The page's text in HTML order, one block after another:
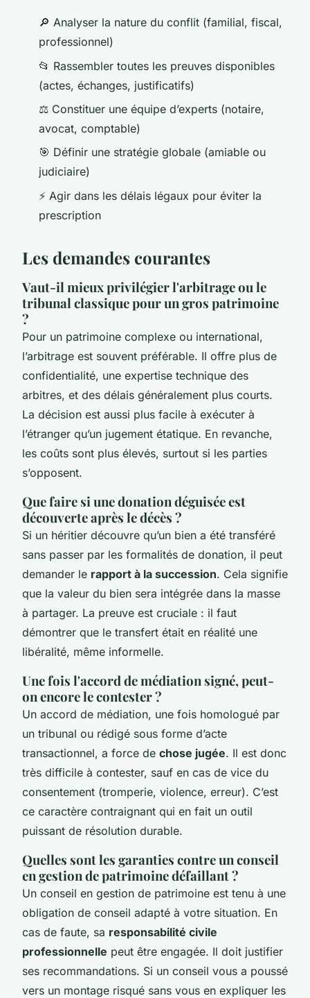
🔎 Analyser la nature du conflit (familial, fiscal,
professionnel)
📂 Rassembler toutes les preuves disponibles
(actes, échanges, justificatifs)
⚖️ Constituer une équipe d’experts (notaire,
avocat, comptable)
🎯 Définir une stratégie globale (amiable ou
judiciaire)
⚡ Agir dans les délais légaux pour éviter la
prescription
Les demandes courantes
Vaut-il mieux privilégier l'arbitrage ou le
tribunal classique pour un gros patrimoine
?
Pour un patrimoine complexe ou international,
l’arbitrage est souvent préférable. Il offre plus de
confidentialité, une expertise technique des
arbitres, et des délais généralement plus courts.
La décision est aussi plus facile à exécuter à
l’étranger qu’un jugement étatique. En revanche,
les coûts sont plus élevés, surtout si les parties
s’opposent.
Que faire si une donation déguisée est
découverte après le décès ?
Si un héritier découvre qu’un bien a été transféré
sans passer par les formalités de donation, il peut
demander le rapport à la succession. Cela signifie
que la valeur du bien sera intégrée dans la masse
à partager. La preuve est cruciale : il faut
démontrer que le transfert était en réalité une
libéralité, même informelle.
Une fois l'accord de médiation signé, peut-
on encore le contester ?
Un accord de médiation, une fois homologué par
un tribunal ou rédigé sous forme d’acte
transactionnel, a force de chose jugée. Il est donc
très difficile à contester, sauf en cas de vice du
consentement (tromperie, violence, erreur). C’est
ce caractère contraignant qui en fait un outil
puissant de résolution durable.
Quelles sont les garanties contre un conseil
en gestion de patrimoine défaillant ?
Un conseil en gestion de patrimoine est tenu à une
obligation de conseil adapté à votre situation. En
cas de faute, sa responsabilité civile
professionnelle peut être engagée. Il doit justifier
ses recommandations. Si un conseil vous a poussé
vers un montage risqué sans vous en expliquer les